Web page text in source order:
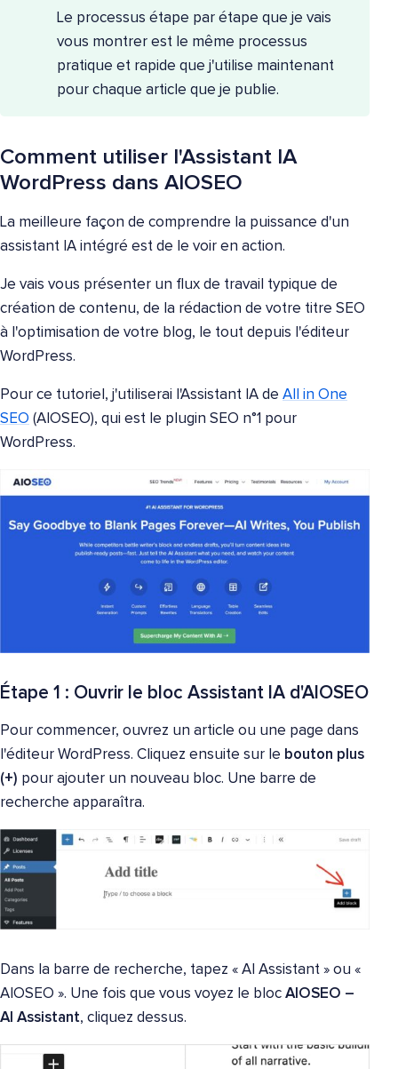
Le processus étape par étape que je vais
vous montrer est le même processus
pratique et rapide que j'utilise maintenant
pour chaque article que je publie.
Comment utiliser l'Assistant IA
WordPress dans AIOSEO
La meilleure façon de comprendre la puissance d'un
assistant IA intégré est de le voir en action.
Je vais vous présenter un flux de travail typique de
création de contenu, de la rédaction de votre titre SEO
à l'optimisation de votre blog, le tout depuis l'éditeur
WordPress.
Pour ce tutoriel, j'utiliserai l'Assistant IA de All in One
SEO (AIOSEO), qui est le plugin SEO n°1 pour
WordPress.
Étape 1 : Ouvrir le bloc Assistant IA d'AIOSEO
Pour commencer, ouvrez un article ou une page dans
l'éditeur WordPress. Cliquez ensuite sur le bouton plus
(+) pour ajouter un nouveau bloc. Une barre de
recherche apparaîtra.
Dans la barre de recherche, tapez « AI Assistant » ou «
AIOSEO ». Une fois que vous voyez le bloc AIOSEO –
AI Assistant, cliquez dessus.